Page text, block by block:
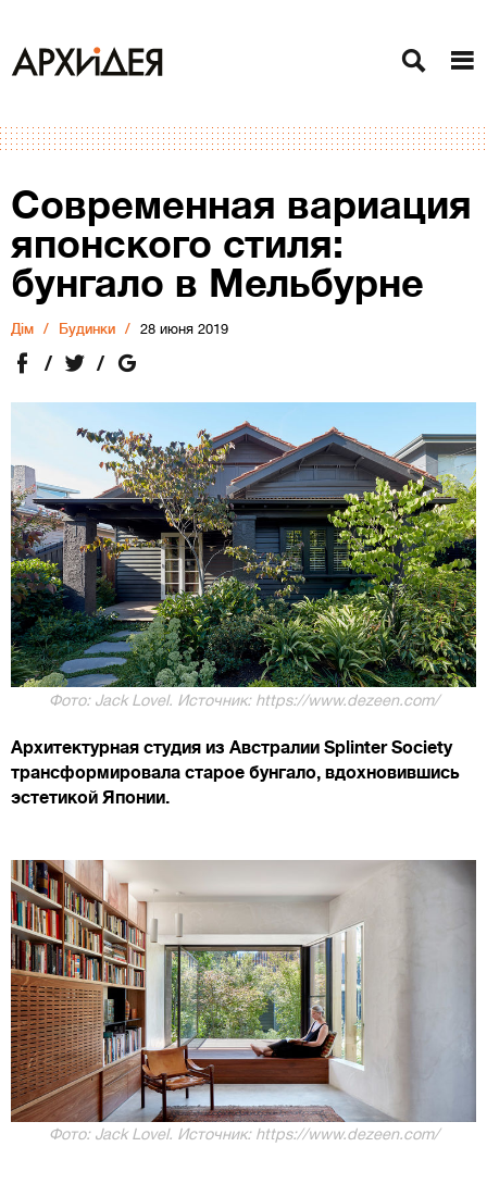
Современная вариация
японского стиля:
бунгало в Мельбурне
Дiм Будинки 28 июня 2019
Фото: Jack Lovel. Источник: https://www.dezeen.com/
Архитектурная студия из Австралии Splinter Society
трансформировала старое бунгало, вдохновившись
эстетикой Японии.
Фото: Jack Lovel. Источник: https://www.dezeen.com/